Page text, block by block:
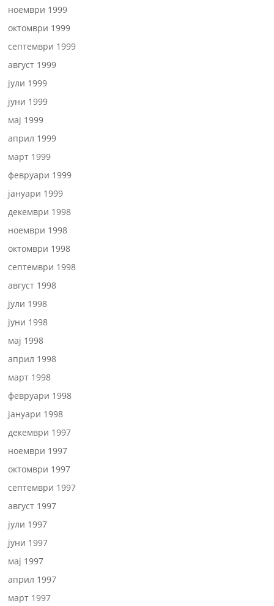
ноември 1999
октомври 1999
септември 1999
август 1999
јули 1999
јуни 1999
мај 1999
април 1999
март 1999
февруари 1999
јануари 1999
декември 1998
ноември 1998
октомври 1998
септември 1998
август 1998
јули 1998
јуни 1998
мај 1998
април 1998
март 1998
февруари 1998
јануари 1998
декември 1997
ноември 1997
октомври 1997
септември 1997
август 1997
јули 1997
јуни 1997
мај 1997
април 1997
март 1997